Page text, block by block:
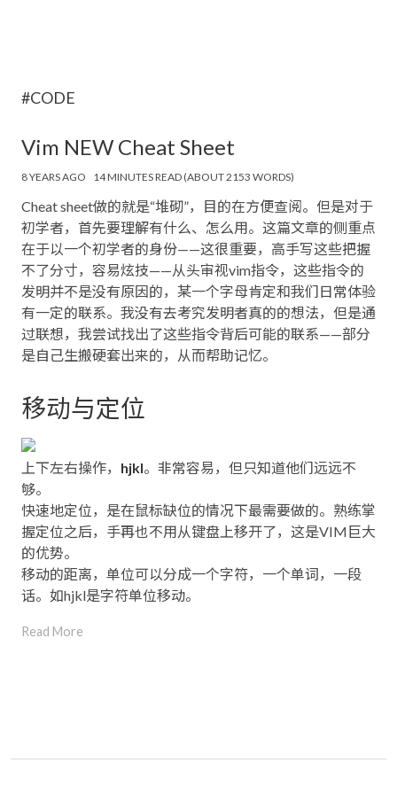
#CODE
Vim NEW Cheat Sheet
8 YEARS AGO 14 MINUTES READ (ABOUT 2153 WORDS)
Cheat sheet做的就是“堆砌”，目的在方便查阅。但是对于
初学者，首先要理解有什么、怎么用。这篇文章的侧重点
在于以一个初学者的身份——这很重要，高手写这些把握
不了分寸，容易炫技——从头审视vim指令，这些指令的
发明并不是没有原因的，某一个字母肯定和我们日常体验
有一定的联系。我没有去考究发明者真的的想法，但是通
过联想，我尝试找出了这些指令背后可能的联系——部分
是自己生搬硬套出来的，从而帮助记忆。
移动与定位
上下左右操作， hjkl。非常容易，但只知道他们远远不
够。
快速地定位，是在鼠标缺位的情况下最需要做的。熟练掌
握定位之后，手再也不用从键盘上移开了，这是VIM巨大
的优势。
移动的距离，单位可以分成一个字符，一个单词，一段
话。如hjkl是字符单位移动。
Read More